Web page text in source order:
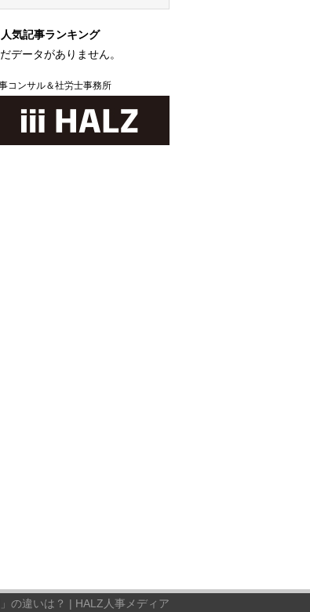
人気記事ランキング
データがありません。
コンサル＆社労士事務所
の違いは？ | HALZ人事メディア